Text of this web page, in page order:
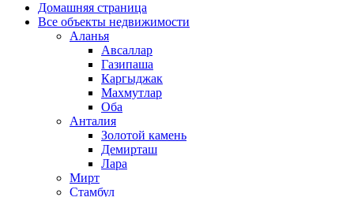
Домашняя страница
Все объекты недвижимости
Аланья
Авсаллар
Газипаша
Каргыджак
Махмутлар
Оба
Анталия
Золотой камень
Демирташ
Лара
Мирт
Стамбул